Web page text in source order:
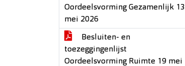
Oordeelsvorming Gezamenlijk 13
mei 2026
Besluiten- en
toezeggingenlijst
Oordeelsvorming Ruimte 19 mei